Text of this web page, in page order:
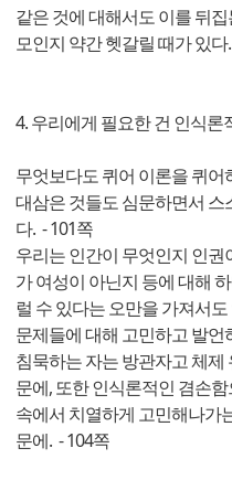
같은 것에 대해서도 이를 뒤
모인지 약간 헷갈릴 때가 있다.
4. 우리에게 필요한 건 인식론
무엇보다도 퀴어 이론을 퀴
대삼은 것들도 심문하면서
다. - 101쪽
우리는 인간이 무엇인지 인
가 여성이 아닌지 등에 대해
럴 수 있다는 오만을 가져서
문제들에 대해 고민하고 발언
침묵하는 자는 방관자고 체제
문에, 또한 인식론적인 겸손
속에서 치열하게 고민해나가
문에. - 104쪽